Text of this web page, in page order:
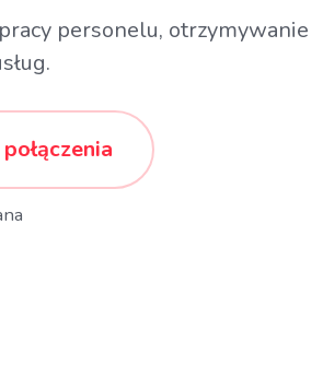
personelu, otrzymywanie